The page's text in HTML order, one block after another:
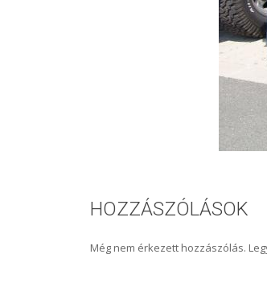
HOZZÁSZÓLÁSOK
Még nem érkezett hozzászólás.